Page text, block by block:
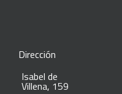
Dirección
Isabel de
Villena, 159